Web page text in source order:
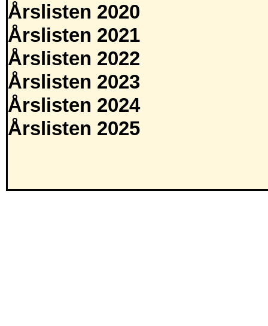
Årslisten 2020
Årslisten 2021
Årslisten 2022
Årslisten 2023
Årslisten 2024
Årslisten 2025